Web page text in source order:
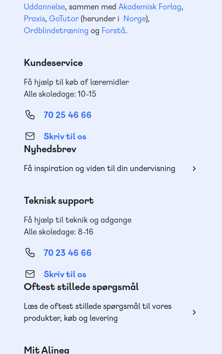
Uddannelse, sammen med Akademisk Forlag,
Praxis, GoTutor(herunder i Norge),
Ordblindetræning og Forstå.
Kundeservice
Få hjælp til køb af læremidler
Alle skoledage: 10-15
70 25 46 66
Skriv til os
Nyhedsbrev
Få inspiration og viden til din undervisning
Teknisk support
Få hjælp til teknik og adgange
Alle skoledage: 8-16
70 23 46 66
Skriv til os
Oftest stillede spørgsmål
Læs de oftest stillede spørgsmål til vores
produkter, køb og levering
Mit Alinea